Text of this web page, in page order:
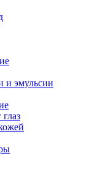
и эмульсии